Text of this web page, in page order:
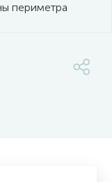
периметра